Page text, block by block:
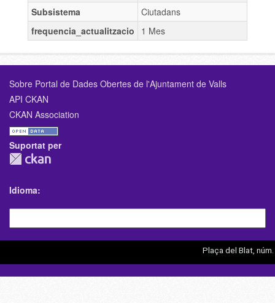
Subsistema
Ciutadans
frequencia_actualitzacio
1 Mes
Sobre Portal de Dades Obertes de l'Ajuntament de Valls
API CKAN
CKAN Association
Suportat per
Idioma
Plaça del Blat,